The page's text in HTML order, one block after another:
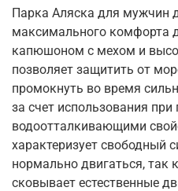
Парка Аляска для мужчин
максимального комфорта
капюшоном с мехом и
позволяет защитить от
промокнуть во время
за счет использования
водоотталкивающими
характеризует свободный
нормально двигаться, так
сковывает естественные